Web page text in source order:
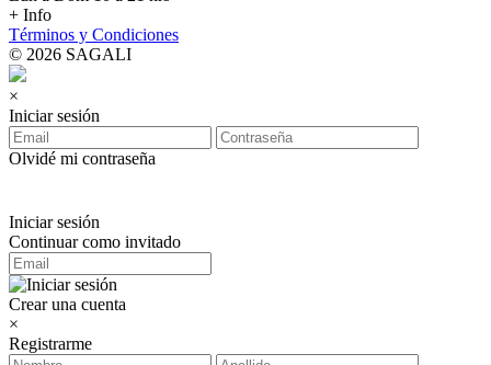
+ Info
Términos y Condiciones
© 2026 SAGALI
×
Iniciar sesión
Olvidé mi contraseña
Iniciar sesión
Continuar como invitado
Crear una cuenta
×
Registrarme